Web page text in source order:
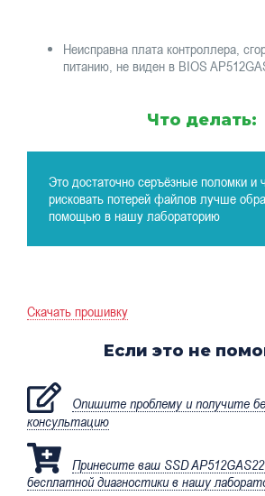
Неисправна плата контроллера,
питанию, не виден в BIOS
Что делать:
Это достаточно серъёзные поломки и
рисковать потерей файлов лучше
помощью в нашу лабораторию
Скачать прошивку
Если это не
Опишите проблему и получите
консультацию
Принесите ваш SSD
бесплатной диагностики в нашу